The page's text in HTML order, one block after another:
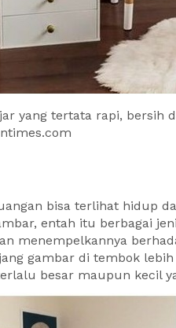
yang tertata rapi, bersih
bisa terlihat hidup
entah itu berbagai
menempelkannya
gambar di tembok
besar maupun kecil